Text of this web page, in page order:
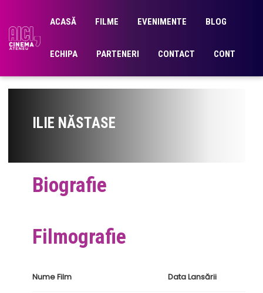
ACASĂ FILME EVENIMENTE BLOG
ECHIPA PARTENERI CONTACT CONT
ILIE NĂSTASE
Biografie
Filmografie
Nume Film Data Lansării